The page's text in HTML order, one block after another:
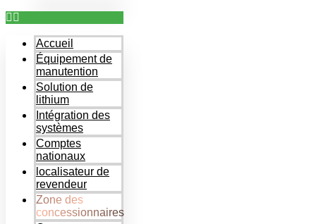
Accueil
Équipement de
manutention
Solution de
lithium
Intégration des
systèmes
Comptes
nationaux
localisateur de
revendeur
Zone des
concessionnaires